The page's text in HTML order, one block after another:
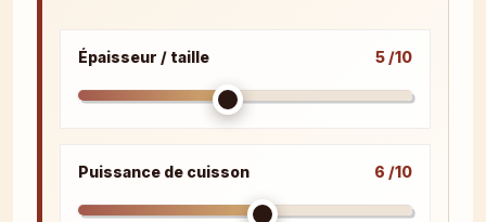
Épaisseur / taille 5 /10
Puissance de cuisson 6 /10